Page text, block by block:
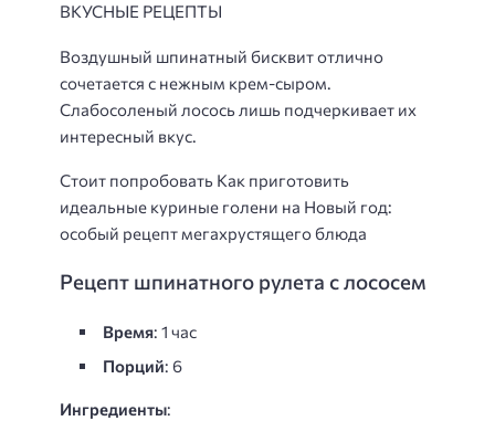
ВКУСНЫЕ РЕЦЕПТЫ
Воздушный шпинатный бисквит отлично
сочетается с нежным крем-сыром.
Слабосоленый лосось лишь подчеркивает их
интересный вкус.
Стоит попробовать Как приготовить
идеальные куриные голени на Новый год:
особый рецепт мегахрустящего блюда
Рецепт шпинатного рулета с лососем
Время: 1 час
Порций: 6
Ингредиенты: